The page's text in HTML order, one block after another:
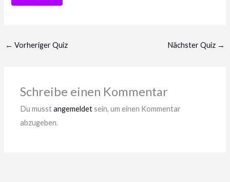
← Vorheriger Quiz Nächster Quiz →
Schreibe einen Kommentar
Du musstangemeldetsein, um einen Kommentar
abzugeben.